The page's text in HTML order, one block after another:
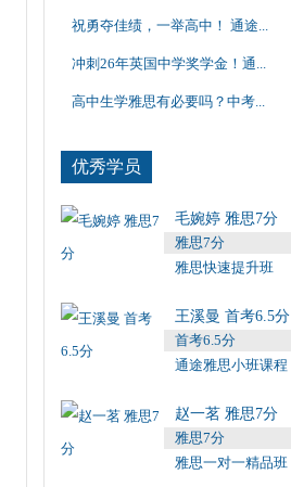
祝勇夺佳绩，一举高中！ 通途...
冲刺26年英国中学奖学金！通...
高中生学雅思有必要吗？中考...
优秀学员
毛婉婷 雅思7分
雅思7分
雅思快速提升班
王溪曼 首考6.5分
首考6.5分
通途雅思小班课程
赵一茗 雅思7分
雅思7分
雅思一对一精品班